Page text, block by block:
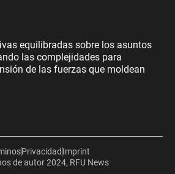
equilibradas sobre los asuntos
las complejidades para
de las fuerzas que moldean
de autor 2024, RFU News
Privacidad Imprint